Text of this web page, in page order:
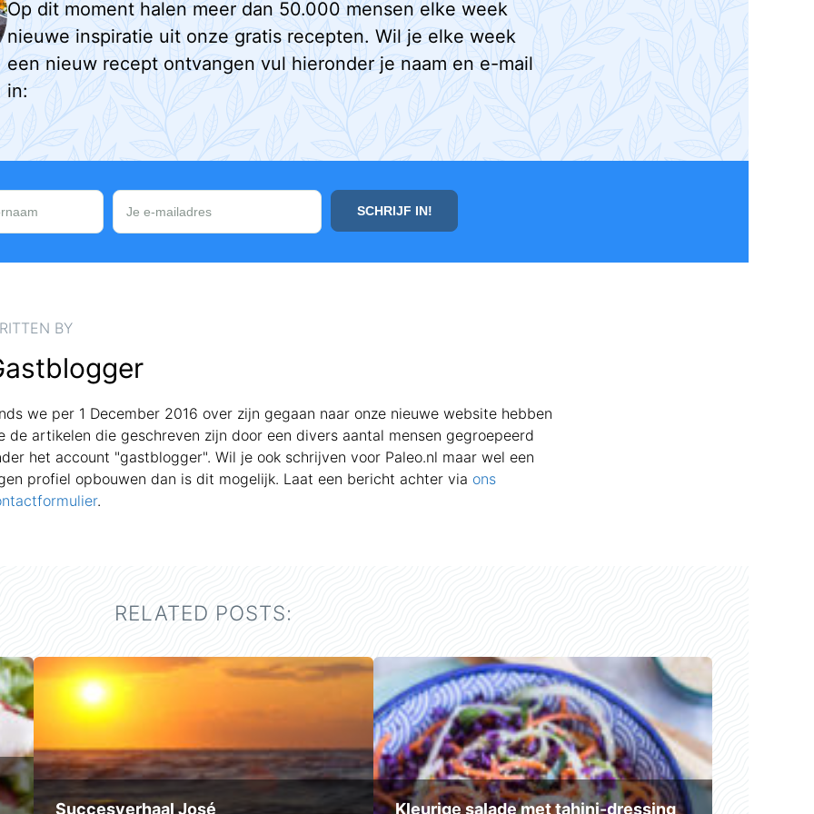
Op dit moment halen meer dan 50.000 mensen elke week
nieuwe inspiratie uit onze gratis recepten. Wil je elke week
een nieuw recept ontvangen vul hieronder je naam en e-mail
in:
BY
we per 1 December 2016 over zijn gegaan naar onze nieuwe website hebben
de artikelen die geschreven zijn door een divers aantal mensen gegroepeerd
het account "gastblogger". Wil je ook schrijven voor Paleo.nl maar wel een
profiel opbouwen dan is dit mogelijk. Laat een bericht achter via ons
.
RELATED POSTS:
Succesverhaal José Kleurige salade met tahini-dressing